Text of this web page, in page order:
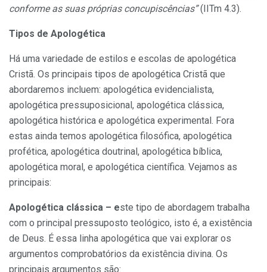
conforme as suas próprias concupiscências”(IITm 4.3).
Tipos de Apologética
Há uma variedade de estilos e escolas de apologética
Cristã. Os principais tipos de apologética Cristã que
abordaremos incluem: apologética evidencialista,
apologética pressuposicional, apologética clássica,
apologética histórica e apologética experimental. Fora
estas ainda temos apologética filosófica, apologética
profética, apologética doutrinal, apologética bíblica,
apologética moral, e apologética científica. Vejamos as
principais:
Apologética clássica – este tipo de abordagem trabalha
com o principal pressuposto teológico, isto é, a existência
de Deus. É essa linha apologética que vai explorar os
argumentos comprobatórios da existência divina. Os
principais argumentos são: